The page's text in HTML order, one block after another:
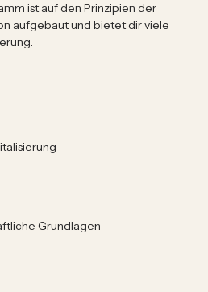
ist auf den Prinzipien der
aufgebaut und bietet dir viele
Grundlagen